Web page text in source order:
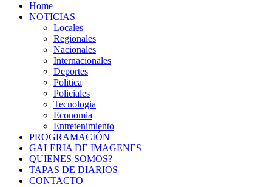
Home
NOTICIAS
Locales
Regionales
Nacionales
Internacionales
Deportes
Politica
Policiales
Tecnologia
Economia
Entretenimiento
PROGRAMACIÓN
GALERIA DE IMAGENES
QUIENES SOMOS?
TAPAS DE DIARIOS
CONTACTO